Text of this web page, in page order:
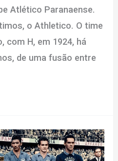
Atlético Paranaense.
o Athletico. O time
com H, em 1924, há
de uma fusão entre